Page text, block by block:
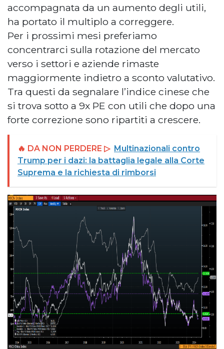
accompagnata da un aumento degli utili,
ha portato il multiplo a correggere.
Per i prossimi mesi preferiamo
concentrarci sulla rotazione del mercato
verso i settori e aziende rimaste
maggiormente indietro a sconto valutativo.
Tra questi da segnalare l’indice cinese che
si trova sotto a 9x PE con utili che dopo una
forte correzione sono ripartiti a crescere.
🔥 DA NON PERDERE ▷ Multinazionali contro
Trump per i dazi: la battaglia legale alla Corte
Suprema e la richiesta di rimborsi